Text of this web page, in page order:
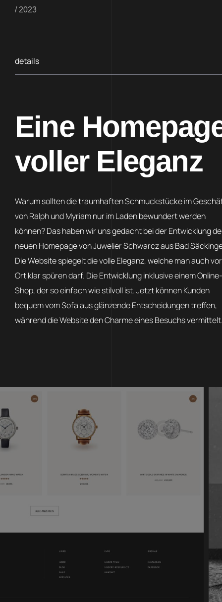
/ 2023
details
Eine
voller Eleganz
Warum sollten die traumhaften Schmuckstücke im
von Ralph und Myriam nur im Laden bewundert werden
können? Das haben wir uns gedacht bei der Entwicklung
neuen Homepage von Juwelier Schwarcz aus Bad
Die Website spiegelt die volle Eleganz, welche man auch vor
Ort klar spüren darf. Die Entwicklung inklusive einem Online-
Shop, der so einfach wie stilvoll ist. Jetzt können Kunden
bequem vom Sofa aus glänzende Entscheidungen treffen,
während die Website den Charme eines Besuchs